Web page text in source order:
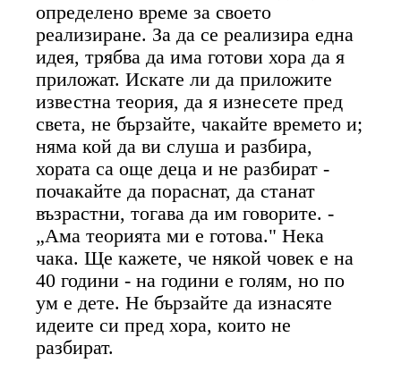
определено време за своето
реализиране. За да се реализира една
идея, трябва да има готови хора да я
приложат. Искате ли да приложите
известна теория, да я изнесете пред
света, не бързайте, чакайте времето и;
няма кой да ви слуша и разбира,
хората са още деца и не разбират -
почакайте да пораснат, да станат
възрастни, тогава да им говорите. -
„Ама теорията ми е готова." Нека
чака. Ще кажете, че някой човек е на
40 години - на години е голям, но по
ум е дете. Не бързайте да изнасяте
идеите си пред хора, които не
разбират.